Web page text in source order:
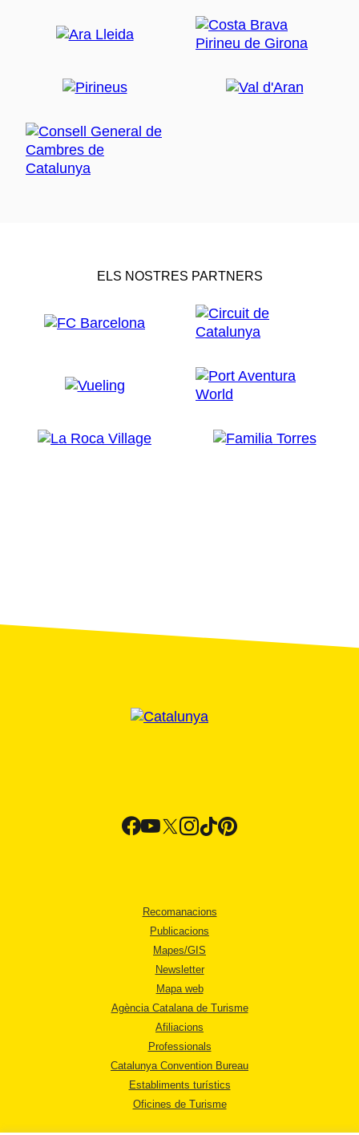
ELS NOSTRES PARTNERS
Recomanacions
Publicacions
Mapes/GIS
Newsletter
Mapa web
Agència Catalana de Turisme
Afiliacions
Professionals
Catalunya Convention Bureau
Establiments turístics
Oficines de Turisme